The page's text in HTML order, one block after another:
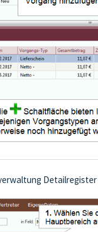
Detailregister